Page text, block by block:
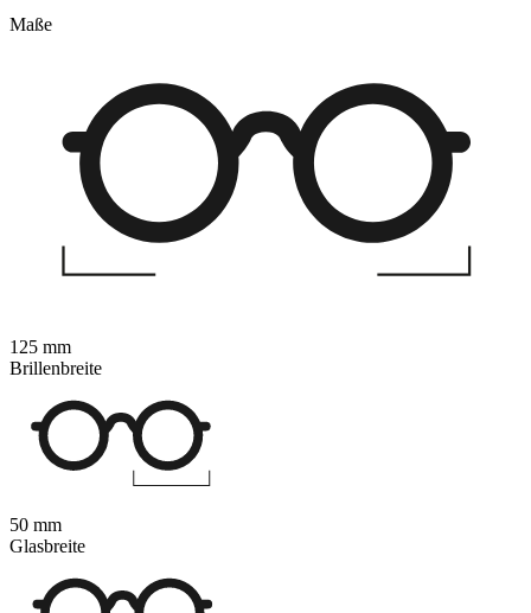
Maße
125 mm
Brillenbreite
50 mm
Glasbreite